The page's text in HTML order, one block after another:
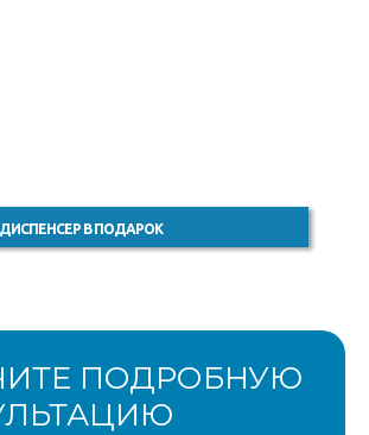
ДИСПЕНСЕР В ПОДАРОК
ПОДРОБНУЮ